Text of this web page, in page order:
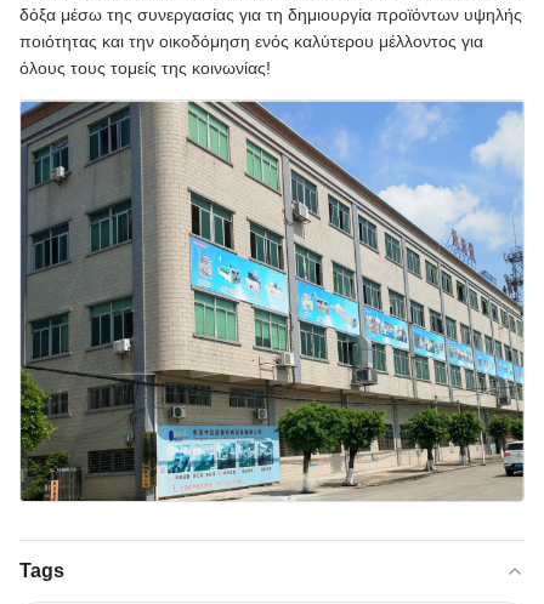
δόξα μέσω της συνεργασίας για τη δημιουργία προϊόντων υψηλής
ποιότητας και την οικοδόμηση ενός καλύτερου μέλλοντος για
όλους τους τομείς της κοινωνίας!
Tags